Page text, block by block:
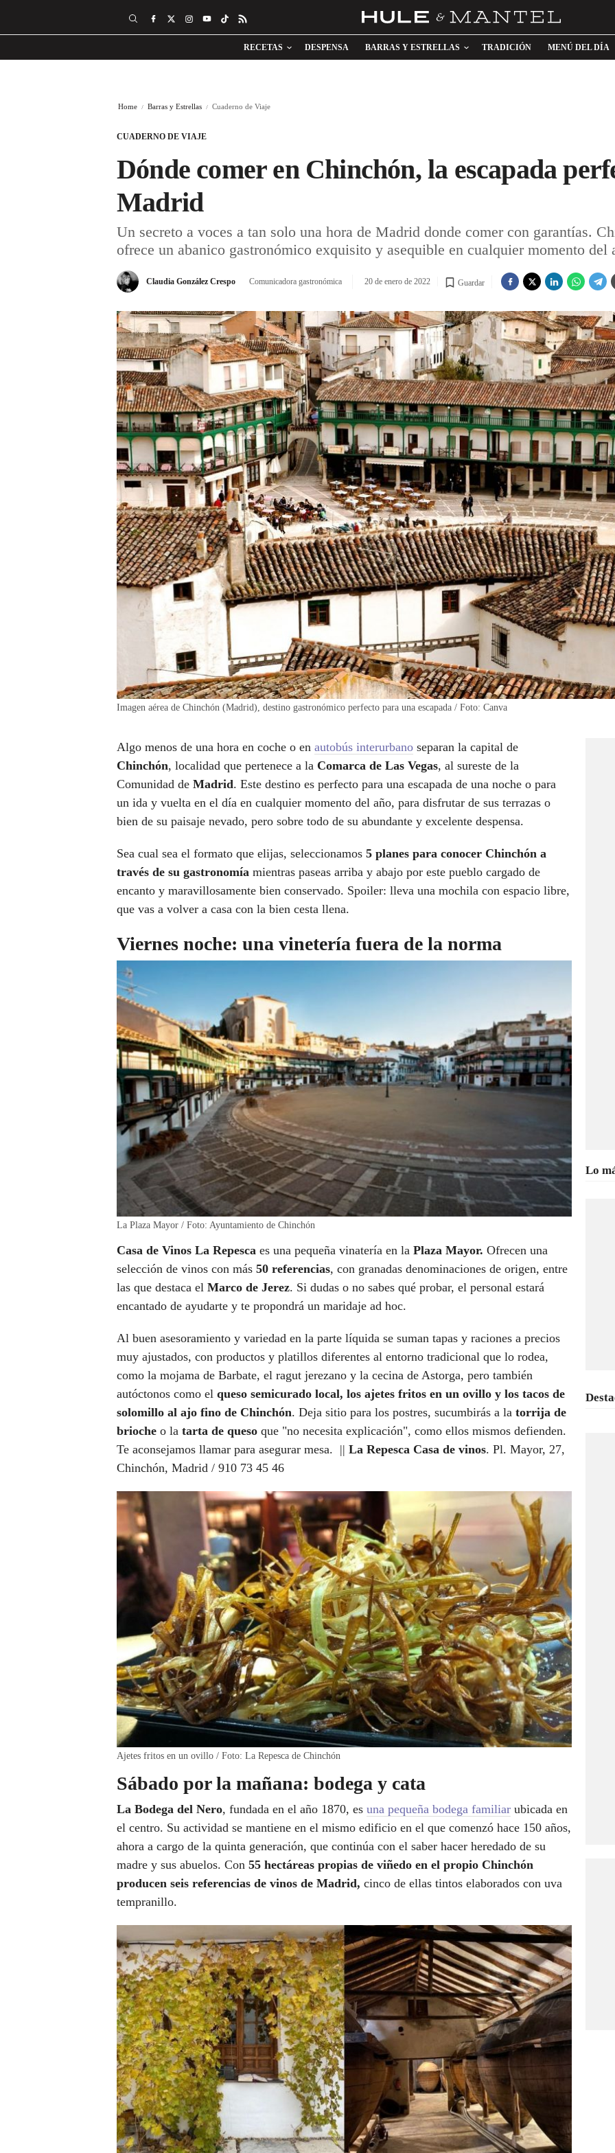
RECETAS DESPENSA BARRAS Y ESTRELLAS TRADICIÓN MENÚ DEL DÍA
Home Barras y Estrellas Cuaderno de Viaje
CUADERNO DE VIAJE
Dónde comer en Chinchón, la escapada
Madrid
Un secreto a voces a tan solo una hora de Madrid donde comer con garantías.
ofrece un abanico gastronómico exquisito y asequible en cualquier momento del
Claudia González Crespo Comunicadora gastronómica 20 de enero de 2022 Guardar
Imagen aérea de Chinchón (Madrid), destino gastronómico perfecto para una escapada / Foto: Canva
Algo menos de una hora en coche o en autobús interurbano separan la capital de
Chinchón, localidad que pertenece a la Comarca de Las Vegas, al sureste de la
Comunidad de Madrid. Este destino es perfecto para una escapada de una noche o para
un ida y vuelta en el día en cualquier momento del año, para disfrutar de sus terrazas o
bien de su paisaje nevado, pero sobre todo de su abundante y excelente despensa.
Sea cual sea el formato que elijas, seleccionamos 5 planes para conocer Chinchón a
través de su gastronomía mientras paseas arriba y abajo por este pueblo cargado de
encanto y maravillosamente bien conservado. Spoiler: lleva una mochila con espacio libre,
que vas a volver a casa con la bien cesta llena.
Viernes noche: una vinetería fuera de la norma
La Plaza Mayor / Foto: Ayuntamiento de Chinchón
Casa de Vinos La Repesca es una pequeña vinatería en la Plaza Mayor. Ofrecen una
selección de vinos con más 50 referencias, con granadas denominaciones de origen, entre
las que destaca el Marco de Jerez. Si dudas o no sabes qué probar, el personal estará
encantado de ayudarte y te propondrá un maridaje ad hoc.
Al buen asesoramiento y variedad en la parte líquida se suman tapas y raciones a precios
muy ajustados, con productos y platillos diferentes al entorno tradicional que lo rodea,
como la mojama de Barbate, el ragut jerezano y la cecina de Astorga, pero también
autóctonos como el queso semicurado local, los ajetes fritos en un ovillo y los tacos de
solomillo al ajo fino de Chinchón. Deja sitio para los postres, sucumbirás a la torrija de
brioche o la tarta de queso que "no necesita explicación", como ellos mismos defienden.
Te aconsejamos llamar para asegurar mesa. || La Repesca Casa de vinos. Pl. Mayor, 27,
Chinchón, Madrid / 910 73 45 46
Ajetes fritos en un ovillo / Foto: La Repesca de Chinchón
Sábado por la mañana: bodega y cata
La Bodega del Nero, fundada en el año 1870, es una pequeña bodega familiar ubicada en
el centro. Su actividad se mantiene en el mismo edificio en el que comenzó hace 150 años,
ahora a cargo de la quinta generación, que continúa con el saber hacer heredado de su
madre y sus abuelos. Con 55 hectáreas propias de viñedo en el propio Chinchón
producen seis referencias de vinos de Madrid, cinco de ellas tintos elaborados con uva
tempranillo.
Lo